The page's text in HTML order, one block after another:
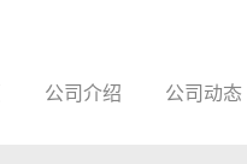
公司介绍 公司动态